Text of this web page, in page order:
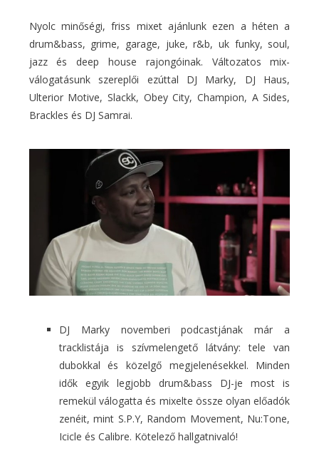
Nyolc minőségi, friss mixet ajánlunk ezen a héten a
drum&bass, grime, garage, juke, r&b, uk funky, soul,
jazz és deep house rajongóinak. Változatos mix-
válogatásunk szereplői ezúttal DJ Marky, DJ Haus,
Ulterior Motive, Slackk, Obey City, Champion, A Sides,
Brackles és DJ Samrai.
DJ Marky novemberi podcastjának már a
tracklistája is szívmelengető látvány: tele van
dubokkal és közelgő megjelenésekkel. Minden
idők egyik legjobb drum&bass DJ-je most is
remekül válogatta és mixelte össze olyan előadók
zenéit, mint S.P.Y, Random Movement, Nu:Tone,
Icicle és Calibre. Kötelező hallgatnivaló!